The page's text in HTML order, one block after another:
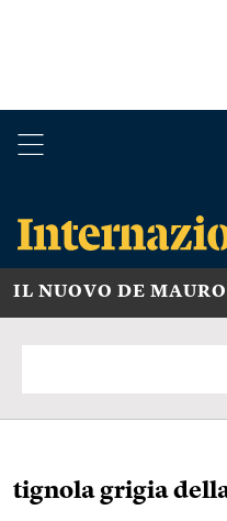
IL NUOVO DE MAURO
tignola grigia